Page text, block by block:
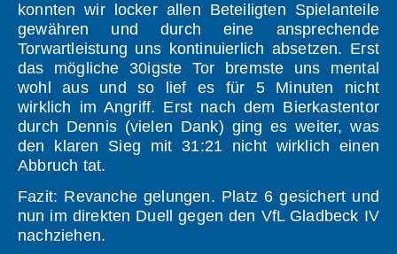
konnten wir locker allen Beteiligten Spielanteile
gewähren und durch eine ansprechende
Torwartleistung uns kontinuierlich absetzen. Erst
das mögliche 30igste Tor bremste uns mental
wohl aus und so lief es für 5 Minuten nicht
wirklich im Angriff. Erst nach dem Bierkastentor
durch Dennis (vielen Dank) ging es weiter, was
den klaren Sieg mit 31:21 nicht wirklich einen
Abbruch tat.
Fazit: Revanche gelungen. Platz 6 gesichert und
nun im direkten Duell gegen den VfL Gladbeck IV
nachziehen.